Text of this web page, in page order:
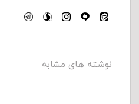
نوشته های مشابه